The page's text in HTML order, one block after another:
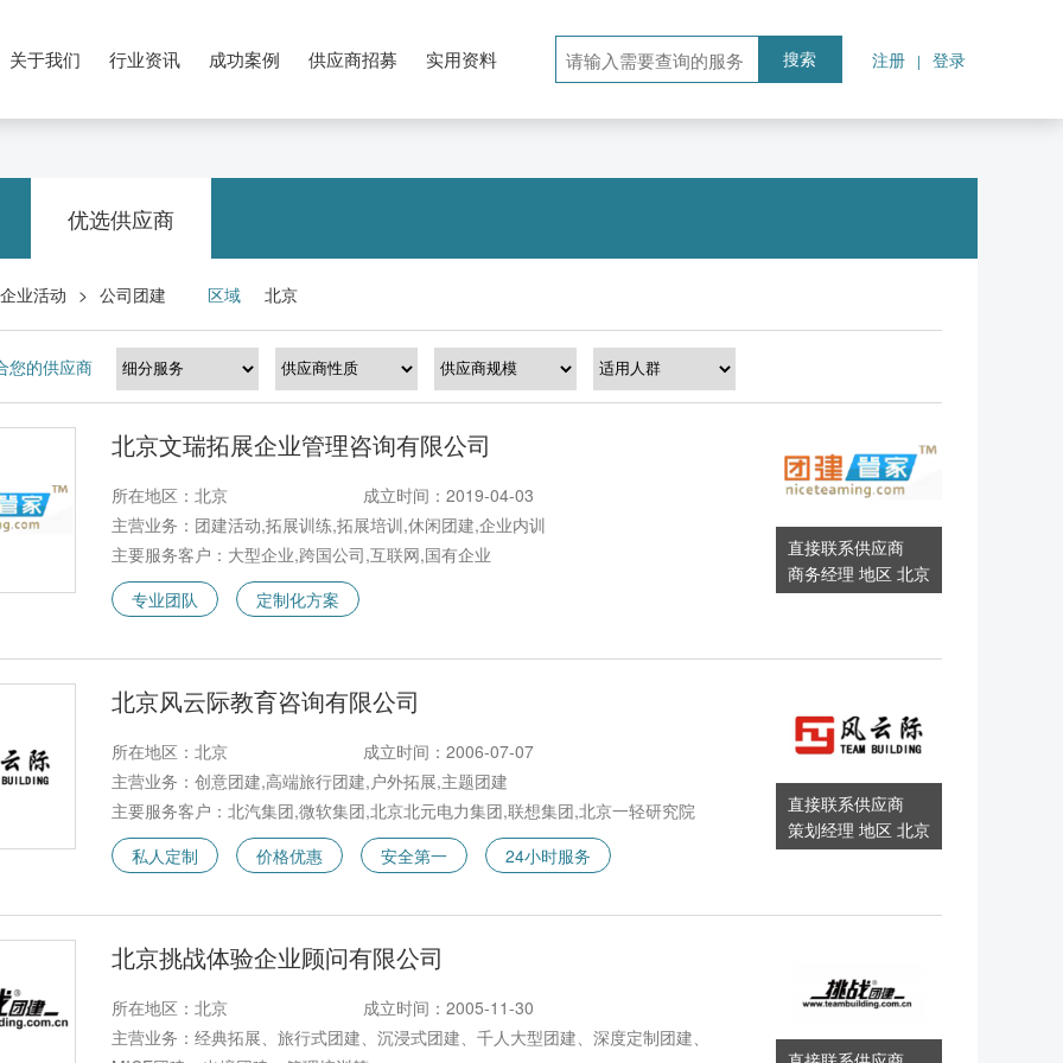
关于我们 行业资讯 成功案例 供应商招募 实用资料 搜索 注册 | 登录
优选供应商
企业活动 > 公司团建 区域 北京
您的供应商
北京文瑞拓展企业管理咨询有限公司
所在地区：北京
成立时间：2019-04-03
主营业务：团建活动,拓展训练,拓展培训,休闲团建,企业内训
主要服务客户：大型企业,跨国公司,互联网,国有企业
专业团队
定制化方案
直接联系供应商
商务经理 地区 北京
北京风云际教育咨询有限公司
所在地区：北京
成立时间：2006-07-07
主营业务：创意团建,高端旅行团建,户外拓展,主题团建
主要服务客户：北汽集团,微软集团,北京北元电力集团,联想集团,北京一轻研究院
私人定制
价格优惠 安全第一 24小时服务
直接联系供应商
策划经理 地区 北京
北京挑战体验企业顾问有限公司
所在地区：北京
成立时间：2005-11-30
主营业务：经典拓展、旅行式团建、沉浸式团建、千人大型团建、深度定制团建、